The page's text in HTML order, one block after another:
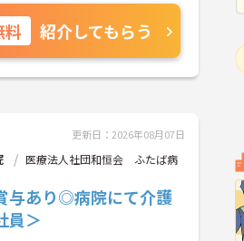
料 紹介してもらう
更新日：2026年08月07日
医療法人社団和恒会 ふたば病
与あり◎病院にて介護
員＞